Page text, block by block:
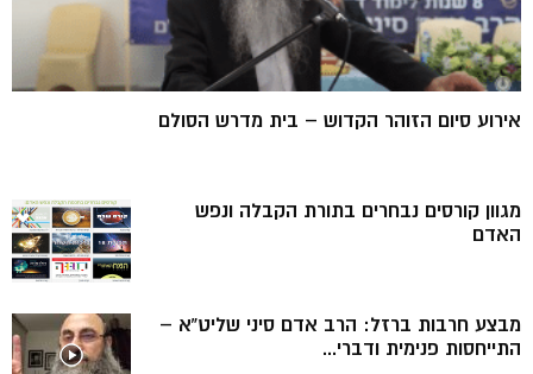
אירוע סיום הזוהר הקדוש – בית מדרש הסולם
מגוון קורסים נבחרים בתורת הקבלה ונפש
האדם
מבצע חרבות ברזל: הרב אדם סיני שליט”א –
התייחסות פנימית ודברי...